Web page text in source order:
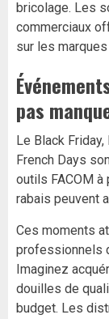
bricolage. Les
commerciaux
sur les
pas
Le Black
French Days
outils FACOM
rabais peuvent
Ces moments
professionnels
Imaginez
douilles de
budget. Les